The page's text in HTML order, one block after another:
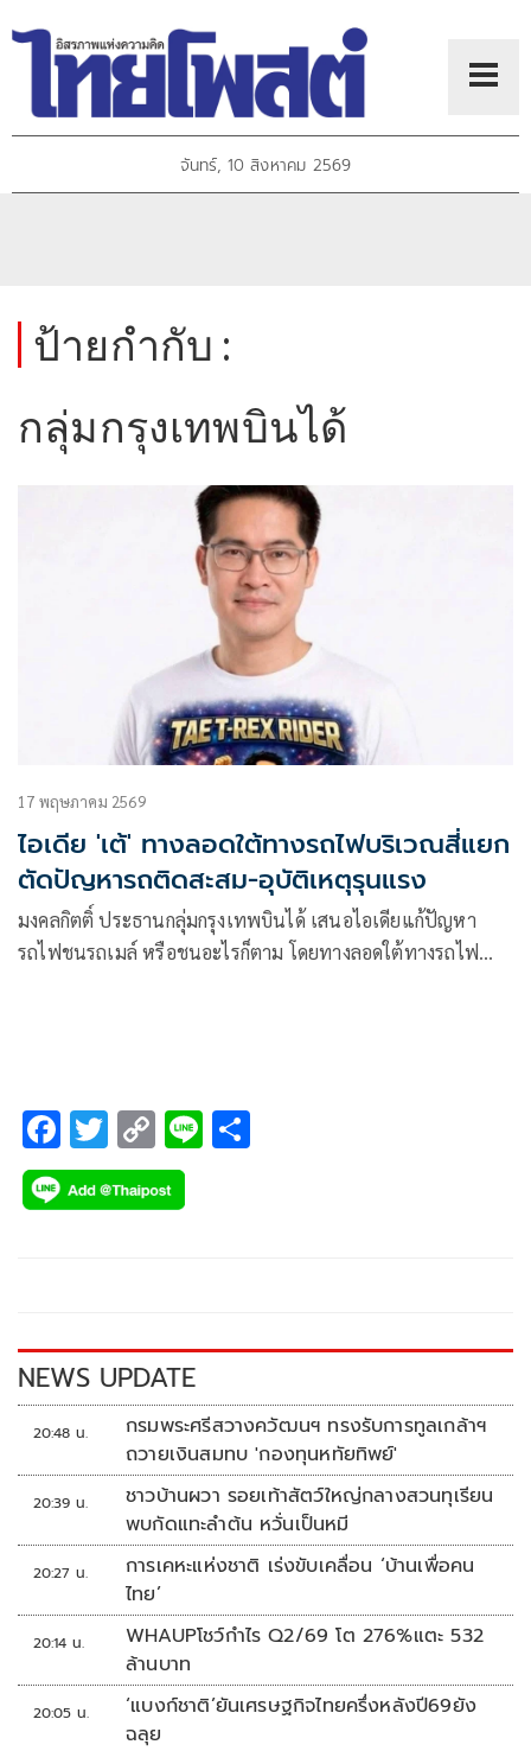
จันทร์, 10 สิงหาคม 2569
ป้ายกำกับ :
กลุ่มกรุงเทพบินได้
17 พฤษภาคม 2569
ไอเดีย 'เต้' ทางลอดใต้ทางรถไฟบริเวณสี่แยก
ตัดปัญหารถติดสะสม-อุบัติเหตุรุนแรง
มงคลกิตติ์ ประธานกลุ่มกรุงเทพบินได้ เสนอไอเดียแก้ปัญหา
รถไฟชนรถเมล์ หรือชนอะไรก็ตาม โดยทางลอดใต้ทางรถไฟ
F
ac
e
k
T
wi
tt
C
o
p
k
Li
NEWS UPDATE
20:48 น.
กรมพระศรีสวางควัฒนฯ ทรงรับการทูลเกล้าฯ
ถวายเงินสมทบ 'กองทุนหทัยทิพย์'
20:39 น.
ชาวบ้านผวา รอยเท้าสัตว์ใหญ่กลางสวนทุเรียน
พบกัดแทะลำต้น หวั่นเป็นหมี
20:27 น.
การเคหะแห่งชาติ เร่งขับเคลื่อน ‘บ้านเพื่อคน
ไทย’
20:14 น.
WHAUPโชว์กำไร Q2/69 โต 276%แตะ 532
ล้านบาท
20:05 น.
‘แบงก์ชาติ’ยันเศรษฐกิจไทยครึ่งหลังปี69ยัง
ฉลุย